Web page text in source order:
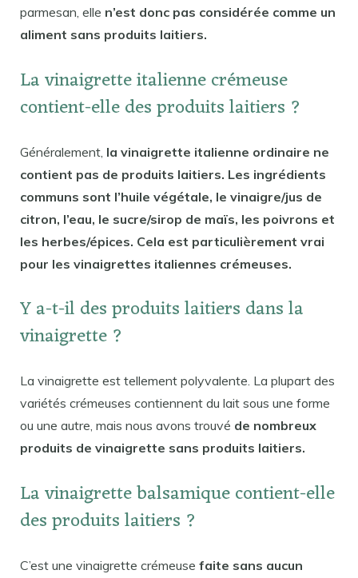
parmesan, elle n’est donc pas considérée comme un
aliment sans produits laitiers.
La vinaigrette italienne crémeuse
contient-elle des produits laitiers ?
Généralement, la vinaigrette italienne ordinaire ne
contient pas de produits laitiers. Les ingrédients
communs sont l’huile végétale, le vinaigre/jus de
citron, l’eau, le sucre/sirop de maïs, les poivrons et
les herbes/épices. Cela est particulièrement vrai
pour les vinaigrettes italiennes crémeuses.
Y a-t-il des produits laitiers dans la
vinaigrette ?
La vinaigrette est tellement polyvalente. La plupart des
variétés crémeuses contiennent du lait sous une forme
ou une autre, mais nous avons trouvé de nombreux
produits de vinaigrette sans produits laitiers.
La vinaigrette balsamique contient-elle
des produits laitiers ?
C’est une vinaigrette crémeuse faite sans aucun